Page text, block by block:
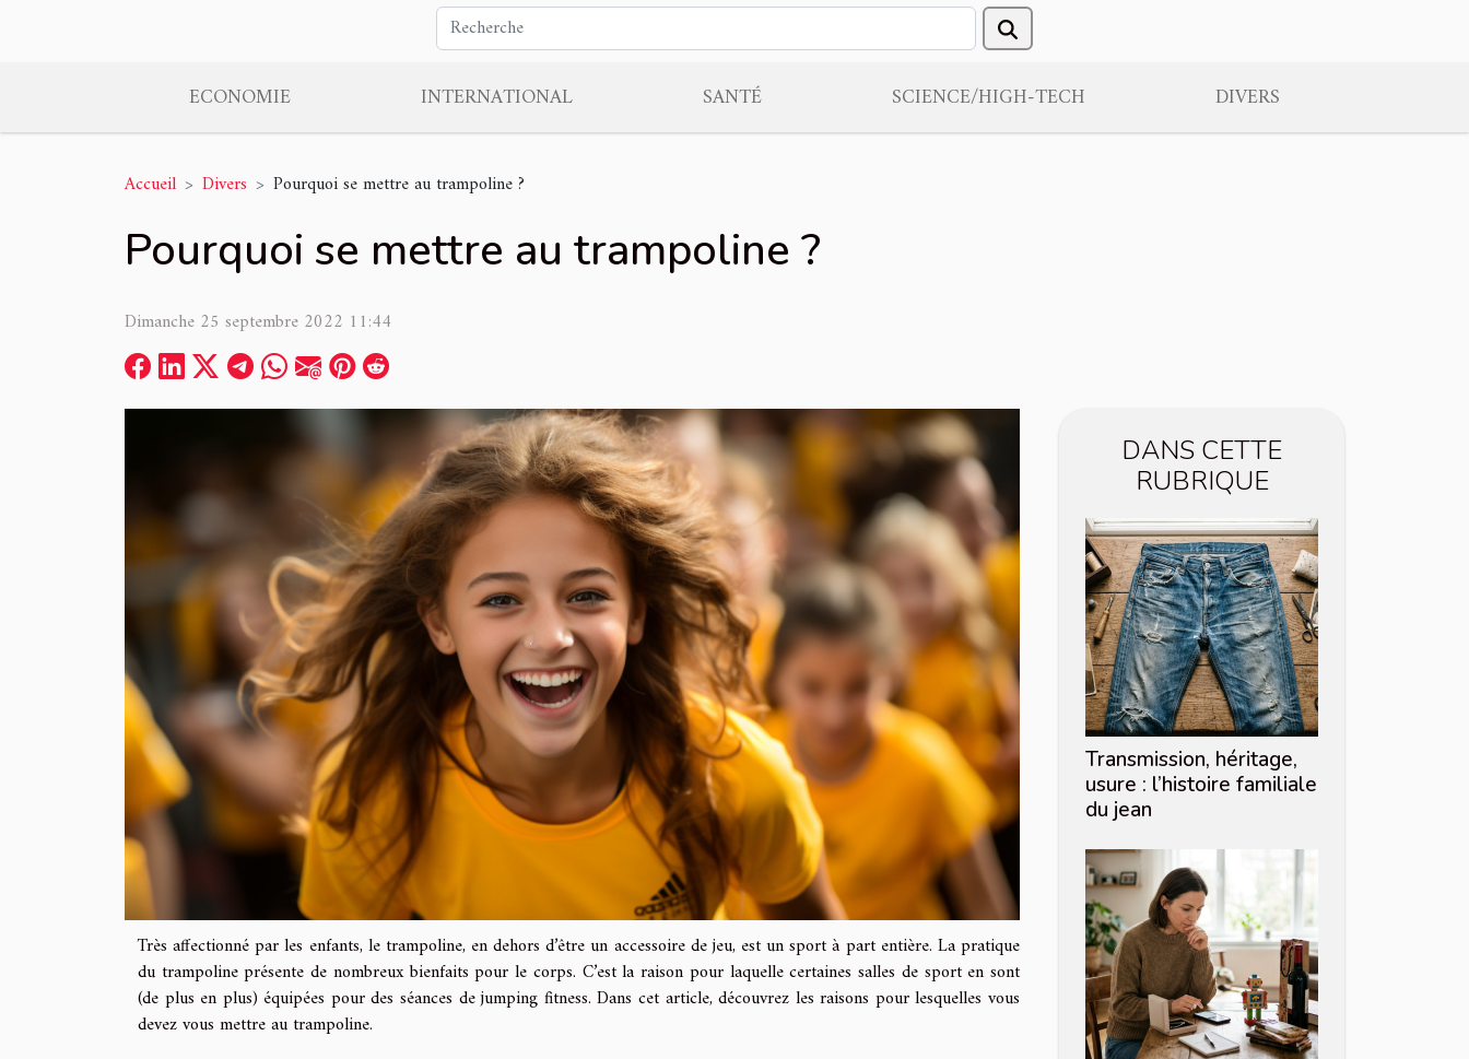
ECONOMIE INTERNATIONAL SANTÉ SCIENCE/HIGH-TECH DIVERS
Accueil Divers Pourquoi se mettre au trampoline ?
Pourquoi se mettre au trampoline ?
Dimanche 25 septembre 2022 11:44
Très affectionné par les enfants, le trampoline, en dehors d’être un accessoire de jeu, est un sport à part entière. La pratique
du trampoline présente de nombreux bienfaits pour le corps. C’est la raison pour laquelle certaines salles de sport en sont
(de plus en plus) équipées pour des séances de jumping fitness. Dans cet article, découvrez les raisons pour lesquelles vous
devez vous mettre au trampoline.
DANS CETTE
RUBRIQUE
Transmission, héritage,
usure : l’histoire familiale
du jean